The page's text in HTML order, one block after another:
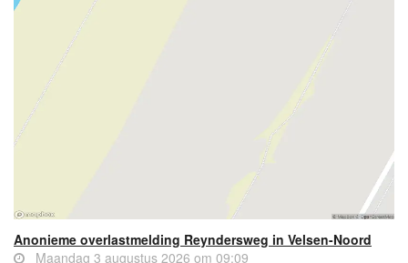
Anonieme overlastmelding Reyndersweg in Velsen-Noord
Maandag 3 augustus 2026 om 09:09